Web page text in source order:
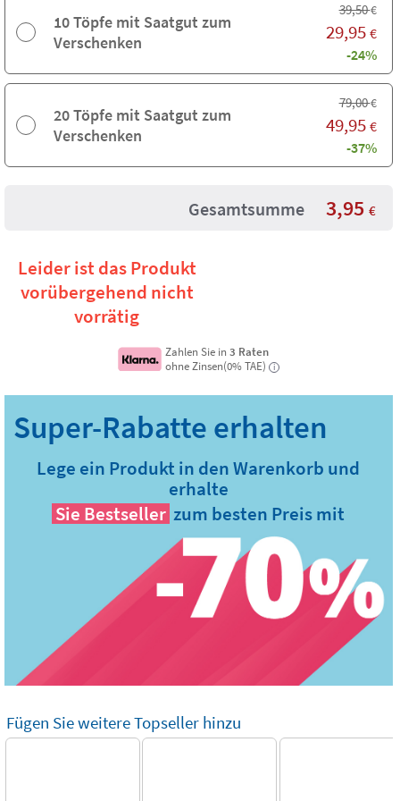
10 Töpfe mit Saatgut zum
Verschenken
39,50€
29,95 €
-24%
20 Töpfe mit Saatgut zum
Verschenken
79,00€
49,95 €
-37%
Gesamtsumme 3,95 €
Leider ist das Produkt
vorübergehend nicht
vorrätig
Zahlen Sie in3 Raten
ohne Zinsen(0% TAE)
i
Lege ein Produkt in den Warenkorb und
erhalte
Sie Bestseller zum besten Preis mit
Fügen Sie weitere Topseller hinzu